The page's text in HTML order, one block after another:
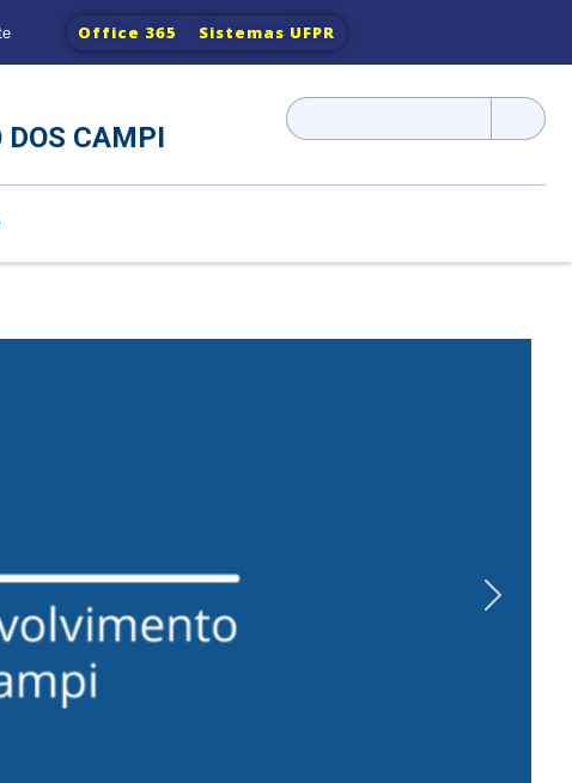
Office 365 Sistemas UFPR
DOS CAMPI
Pesquisar
por:
Next